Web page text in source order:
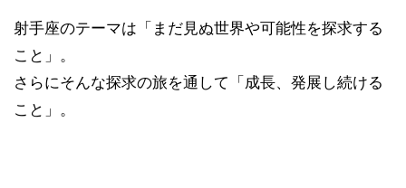
射手座のテーマは「まだ見ぬ世界や可能性を探求する
こと」。
さらにそんな探求の旅を通して「成長、発展し続ける
こと」。